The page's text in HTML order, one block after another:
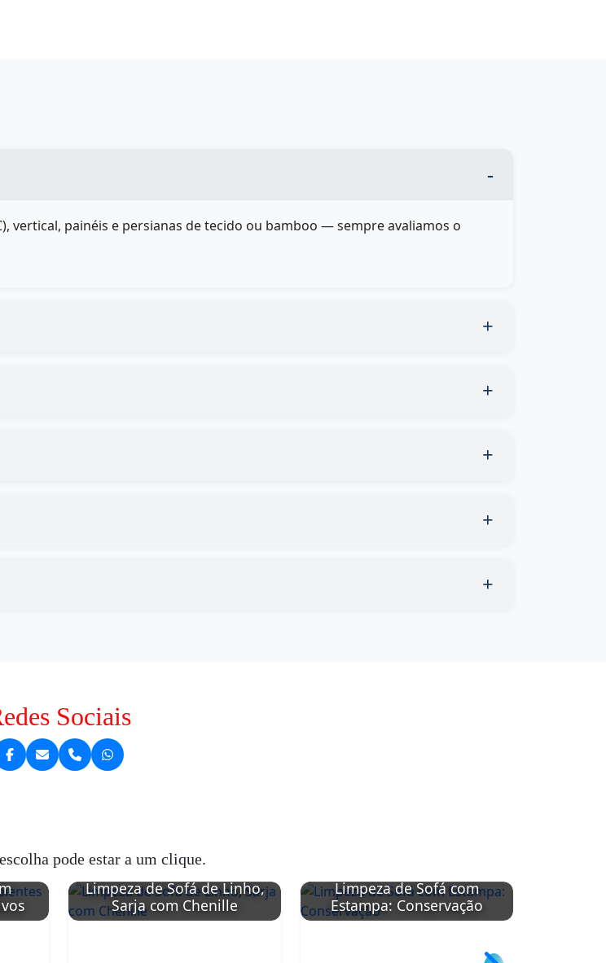
vertical, painéis e persianas de tecido ou bamboo — sempre avaliamos o
Sociais
pode estar a um clique.
Limpeza de Sofá de Linho,
Sarja com Chenille
Limpeza de Sofá com
Estampa: Conservação